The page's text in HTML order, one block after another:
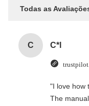
Todas as
C C*l
"I love how
The